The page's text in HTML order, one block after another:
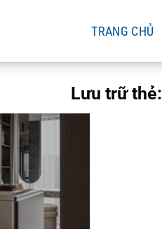
TRANG CHỦ
Lưu trữ thẻ: